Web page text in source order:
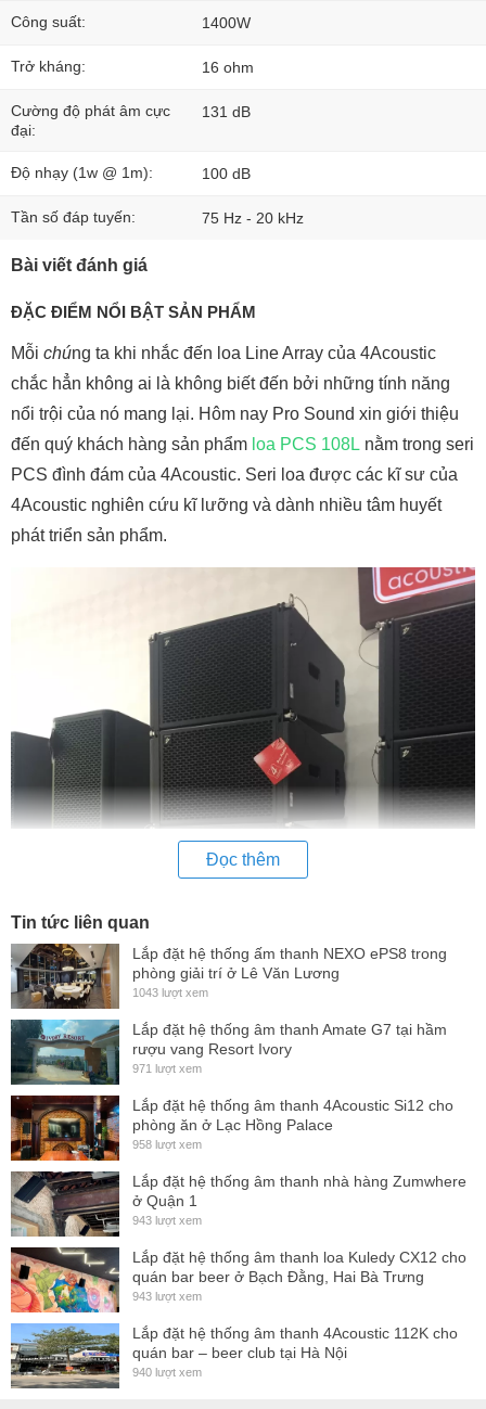
Công suất: 1400W
Trở kháng: 16 ohm
Cường độ phát âm cực
đại:
131 dB
Độ nhạy (1w @ 1m): 100 dB
Tần số đáp tuyến: 75 Hz - 20 kHz
Bài viết đánh giá
ĐẶC ĐIỂM NỔI BẬT SẢN PHẨM
Mỗi chúng ta khi nhắc đến loa Line Array của 4Acoustic
chắc hẳn không ai là không biết đến bởi những tính năng
nổi trội của nó mang lại. Hôm nay Pro Sound xin giới thiệu
đến quý khách hàng sản phẩm loa PCS 108L nằm trong seri
PCS đình đám của 4Acoustic. Seri loa được các kĩ sư của
4Acoustic nghiên cứu kĩ lưỡng và dành nhiều tâm huyết
phát triển sản phẩm.
4Acoustic PCS-108L cócông suất lớn, chuyên dụng cho âm
thanh hội trường, sân khấu chuyên nghiệp, phòng bar,
karaoke diện tích lớn.
Hệ thống LineArray là một mảng loa có kiểu giống nhau
được lắp liên kết với nhau tạo thành một khối loa lớn,
cócông suất lớn, độ phủ của loa khá rộng.
Đọc thêm
Tin tức liên quan
Lắp đặt hệ thống ấm thanh NEXO ePS8 trong
phòng giải trí ở Lê Văn Lương
1043 lượt xem
Lắp đặt hệ thống âm thanh Amate G7 tại hầm
rượu vang Resort Ivory
971 lượt xem
Lắp đặt hệ thống âm thanh 4Acoustic Si12 cho
phòng ăn ở Lạc Hồng Palace
958 lượt xem
Lắp đặt hệ thống âm thanh nhà hàng Zumwhere
ở Quận 1
943 lượt xem
Lắp đặt hệ thống âm thanh loa Kuledy CX12 cho
quán bar beer ở Bạch Đằng, Hai Bà Trưng
943 lượt xem
Lắp đặt hệ thống âm thanh 4Acoustic 112K cho
quán bar – beer club tại Hà Nội
940 lượt xem